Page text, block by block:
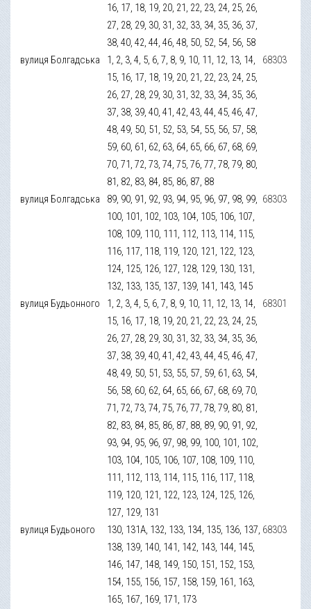
16, 17, 18, 19, 20, 21, 22, 23, 24, 25, 26,
27, 28, 29, 30, 31, 32, 33, 34, 35, 36, 37,
38, 40, 42, 44, 46, 48, 50, 52, 54, 56, 58
вулиця Болгадська
1, 2, 3, 4, 5, 6, 7, 8, 9, 10, 11, 12, 13, 14,
15, 16, 17, 18, 19, 20, 21, 22, 23, 24, 25,
26, 27, 28, 29, 30, 31, 32, 33, 34, 35, 36,
37, 38, 39, 40, 41, 42, 43, 44, 45, 46, 47,
48, 49, 50, 51, 52, 53, 54, 55, 56, 57, 58,
59, 60, 61, 62, 63, 64, 65, 66, 67, 68, 69,
70, 71, 72, 73, 74, 75, 76, 77, 78, 79, 80,
81, 82, 83, 84, 85, 86, 87, 88
68303
вулиця Болгадська
89, 90, 91, 92, 93, 94, 95, 96, 97, 98, 99,
100, 101, 102, 103, 104, 105, 106, 107,
108, 109, 110, 111, 112, 113, 114, 115,
116, 117, 118, 119, 120, 121, 122, 123,
124, 125, 126, 127, 128, 129, 130, 131,
132, 133, 135, 137, 139, 141, 143, 145
68303
вулиця Будьонного
1, 2, 3, 4, 5, 6, 7, 8, 9, 10, 11, 12, 13, 14,
15, 16, 17, 18, 19, 20, 21, 22, 23, 24, 25,
26, 27, 28, 29, 30, 31, 32, 33, 34, 35, 36,
37, 38, 39, 40, 41, 42, 43, 44, 45, 46, 47,
48, 49, 50, 51, 53, 55, 57, 59, 61, 63, 54,
56, 58, 60, 62, 64, 65, 66, 67, 68, 69, 70,
71, 72, 73, 74, 75, 76, 77, 78, 79, 80, 81,
82, 83, 84, 85, 86, 87, 88, 89, 90, 91, 92,
93, 94, 95, 96, 97, 98, 99, 100, 101, 102,
103, 104, 105, 106, 107, 108, 109, 110,
111, 112, 113, 114, 115, 116, 117, 118,
119, 120, 121, 122, 123, 124, 125, 126,
127, 129, 131
68301
вулиця Будьоного
130, 131А, 132, 133, 134, 135, 136, 137,
138, 139, 140, 141, 142, 143, 144, 145,
146, 147, 148, 149, 150, 151, 152, 153,
154, 155, 156, 157, 158, 159, 161, 163,
165, 167, 169, 171, 173
68303